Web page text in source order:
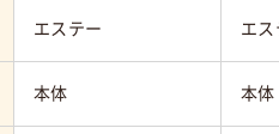
エステー エス
本体 本体